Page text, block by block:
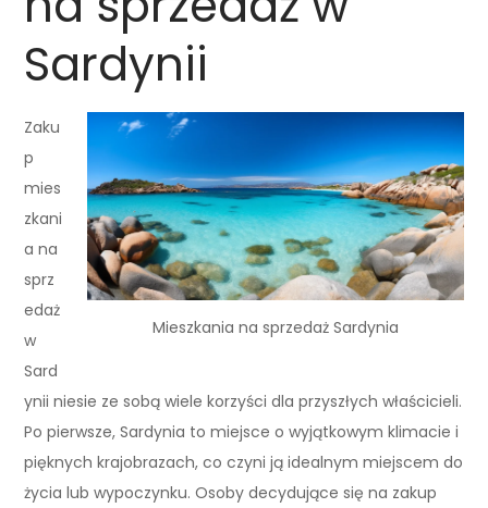
Sardynii
Mieszkania na sprzedaż Sardynia
Zaku
p
mies
zkani
a na
sprz
edaż
w
Sard
ynii niesie ze sobą wiele korzyści dla przyszłych właścicieli.
Po pierwsze, Sardynia to miejsce o wyjątkowym klimacie i
pięknych krajobrazach, co czyni ją idealnym miejscem do
życia lub wypoczynku. Osoby decydujące się na zakup